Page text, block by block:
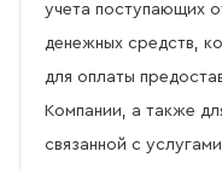
учета поступающих
денежных средств,
для оплаты
Компании, а также
связанной с